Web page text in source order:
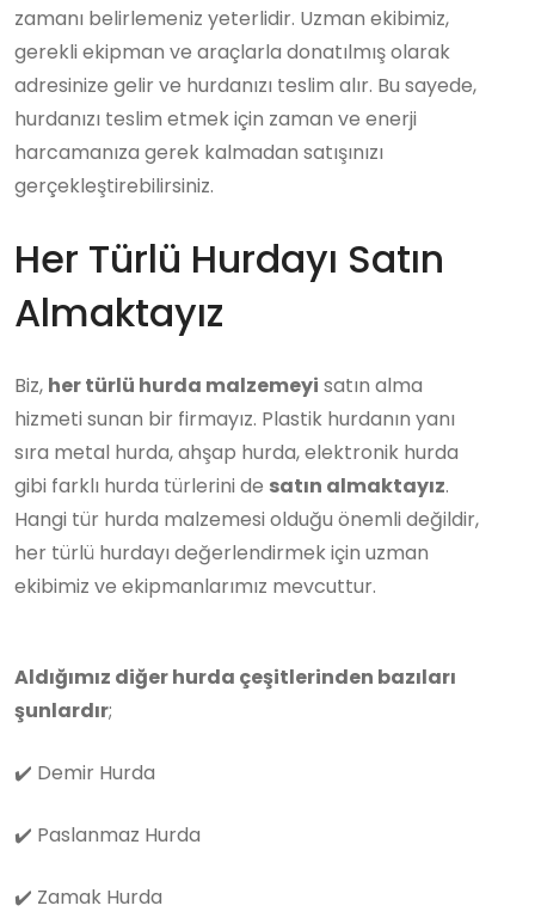
zamanı belirlemeniz yeterlidir. Uzman ekibimiz,
gerekli ekipman ve araçlarla donatılmış olarak
adresinize gelir ve hurdanızı teslim alır. Bu sayede,
hurdanızı teslim etmek için zaman ve enerji
harcamanıza gerek kalmadan satışınızı
gerçekleştirebilirsiniz.
Her Türlü Hurdayı Satın
Almaktayız
Biz, her türlü hurda malzemeyi satın alma
hizmeti sunan bir firmayız. Plastik hurdanın yanı
sıra metal hurda, ahşap hurda, elektronik hurda
gibi farklı hurda türlerini de satın almaktayız.
Hangi tür hurda malzemesi olduğu önemli değildir,
her türlü hurdayı değerlendirmek için uzman
ekibimiz ve ekipmanlarımız mevcuttur.
Aldığımız diğer hurda çeşitlerinden bazıları
şunlardır;
✔️ Demir Hurda
✔️ Paslanmaz Hurda
✔️ Zamak Hurda